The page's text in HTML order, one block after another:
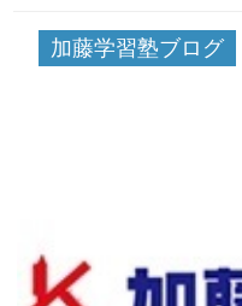
加藤学習塾ブログ